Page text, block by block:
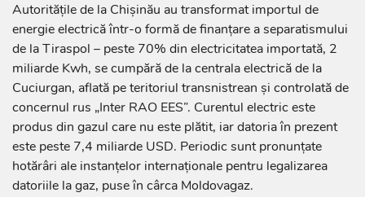
Autoritățile de la Chișinău au transformat importul de
energie electrică într-o formă de finanțare a separatismului
de la Tiraspol – peste 70% din electricitatea importată, 2
miliarde Kwh, se cumpără de la centrala electrică de la
Cuciurgan, aflată pe teritoriul transnistrean și controlată de
concernul rus „Inter RAO EES”. Curentul electric este
produs din gazul care nu este plătit, iar datoria în prezent
este peste 7,4 miliarde USD. Periodic sunt pronunțate
hotărâri ale instanțelor internaționale pentru legalizarea
datoriile la gaz, puse în cârca Moldovagaz.